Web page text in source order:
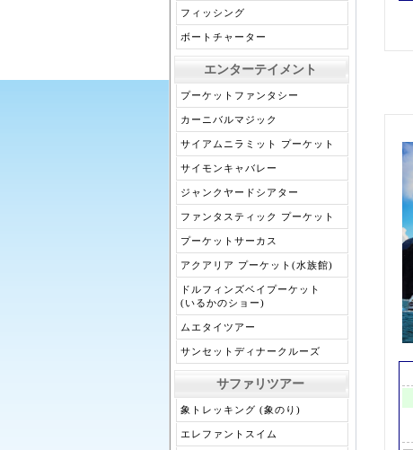
フィッシング
ボートチャーター
エンターテイメント
プーケットファンタシー
カーニバルマジック
サイアムニラミット プーケット
サイモンキャバレー
ジャンクヤードシアター
ファンタスティック プーケット
プーケットサーカス
アクアリア プーケット(水族館)
ドルフィンズベイプーケット
(いるかのショー)
ムエタイツアー
サンセットディナークルーズ
サファリツアー
象トレッキング (象のり)
エレファントスイム